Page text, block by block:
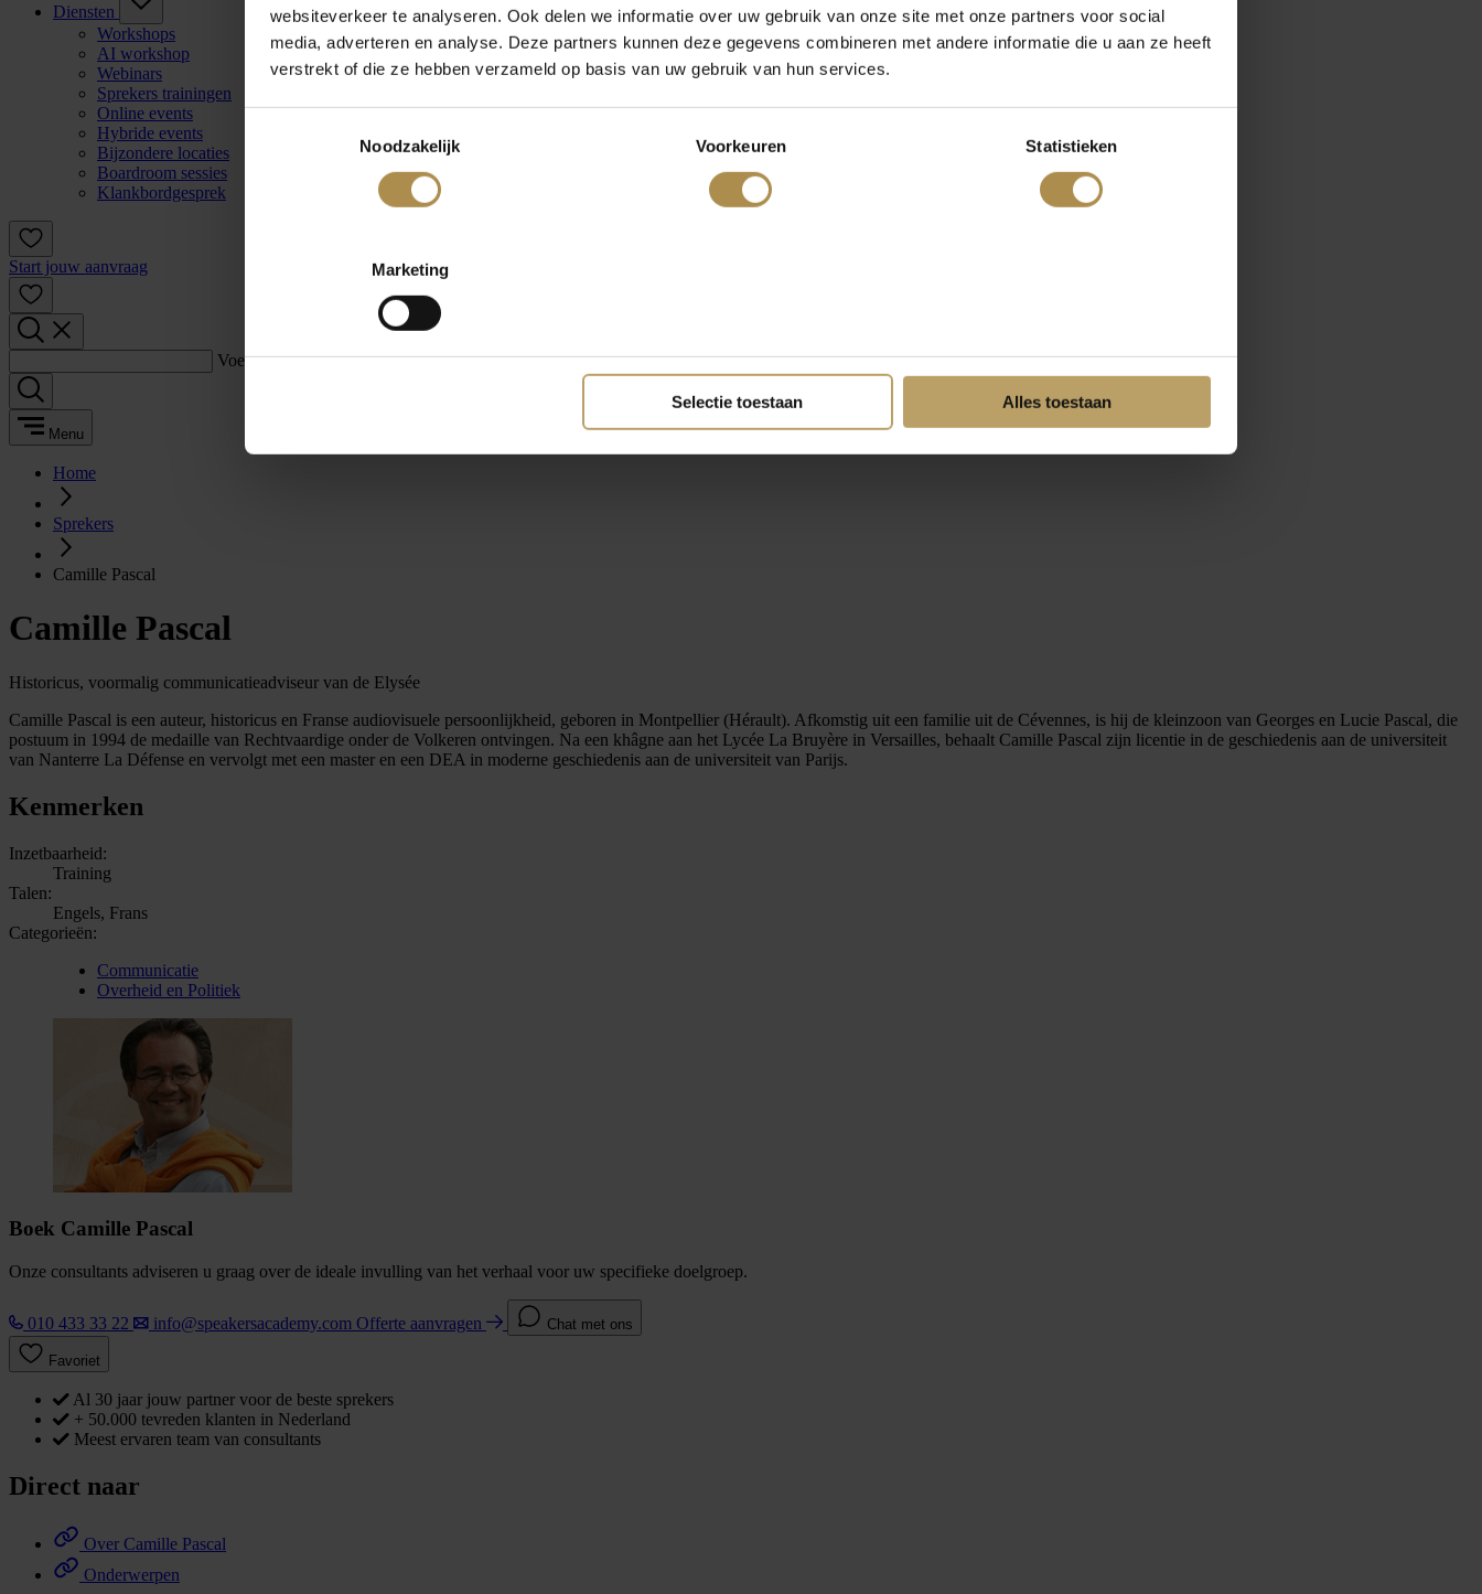
websiteverkeer te analyseren. Ook delen we informatie over uw gebruik van onze site met onze partners voor social
media, adverteren en analyse. Deze partners kunnen deze gegevens combineren met andere informatie die u aan ze heeft
verstrekt of die ze hebben verzameld op basis van uw gebruik van hun services.
Noodzakelijk
Voorkeuren Statistieken
Marketing
Selectie toestaan Alles toestaan
Diensten
Workshops
AI workshop
Webinars
Sprekers trainingen
Online events
Hybride events
Bijzondere locaties
Boardroom sessies
Klankbordgesprek
Start jouw aanvraag
Voer een zoekterm in:
Menu
Home
Sprekers
Camille Pascal
Camille Pascal
Historicus, voormalig communicatieadviseur van de Elysée
Camille Pascal is een auteur, historicus en Franse audiovisuele persoonlijkheid, geboren in Montpellier (Hérault). Afkomstig uit een familie uit de Cévennes, is hij de kleinzoon van Georges en Lucie Pascal, die
postuum in 1994 de medaille van Rechtvaardige onder de Volkeren ontvingen. Na een khâgne aan het Lycée La Bruyère in Versailles, behaalt Camille Pascal zijn licentie in de geschiedenis aan de universiteit
van Nanterre La Défense en vervolgt met een master en een DEA in moderne geschiedenis aan de universiteit van Parijs.
Kenmerken
Inzetbaarheid:
Training
Talen:
Engels, Frans
Categorieën:
Communicatie
Overheid en Politiek
Boek Camille Pascal
Onze consultants adviseren u graag over de ideale invulling van het verhaal voor uw specifieke doelgroep.
010 433 33 22 info@speakersacademy.com Offerte aanvragen Chat met ons
Favoriet
Al 30 jaar jouw partner voor de beste sprekers
+ 50.000 tevreden klanten in Nederland
Meest ervaren team van consultants
Direct naar
Over Camille Pascal
Onderwerpen